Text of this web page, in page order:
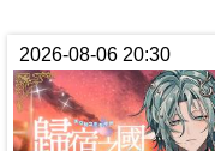
2026-08-06 20:30